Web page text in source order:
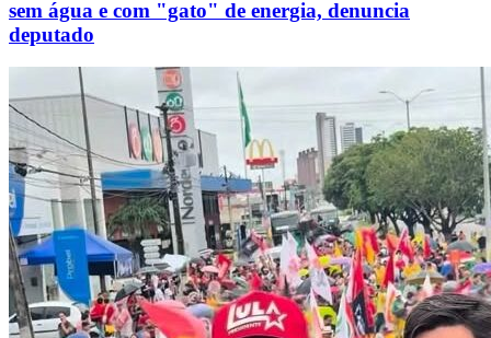
sem água e com "gato" de energia, denuncia
deputado